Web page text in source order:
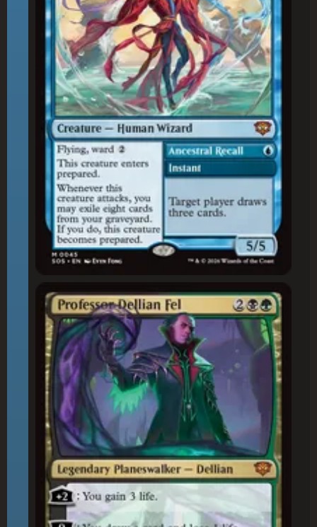
Professor Dellian Fel